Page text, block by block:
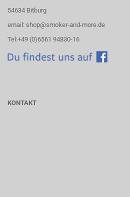
54634 Bitburg
email: shop@smoker-and-more.de
Tel:+49 (0)6561 94830-16
KONTAKT